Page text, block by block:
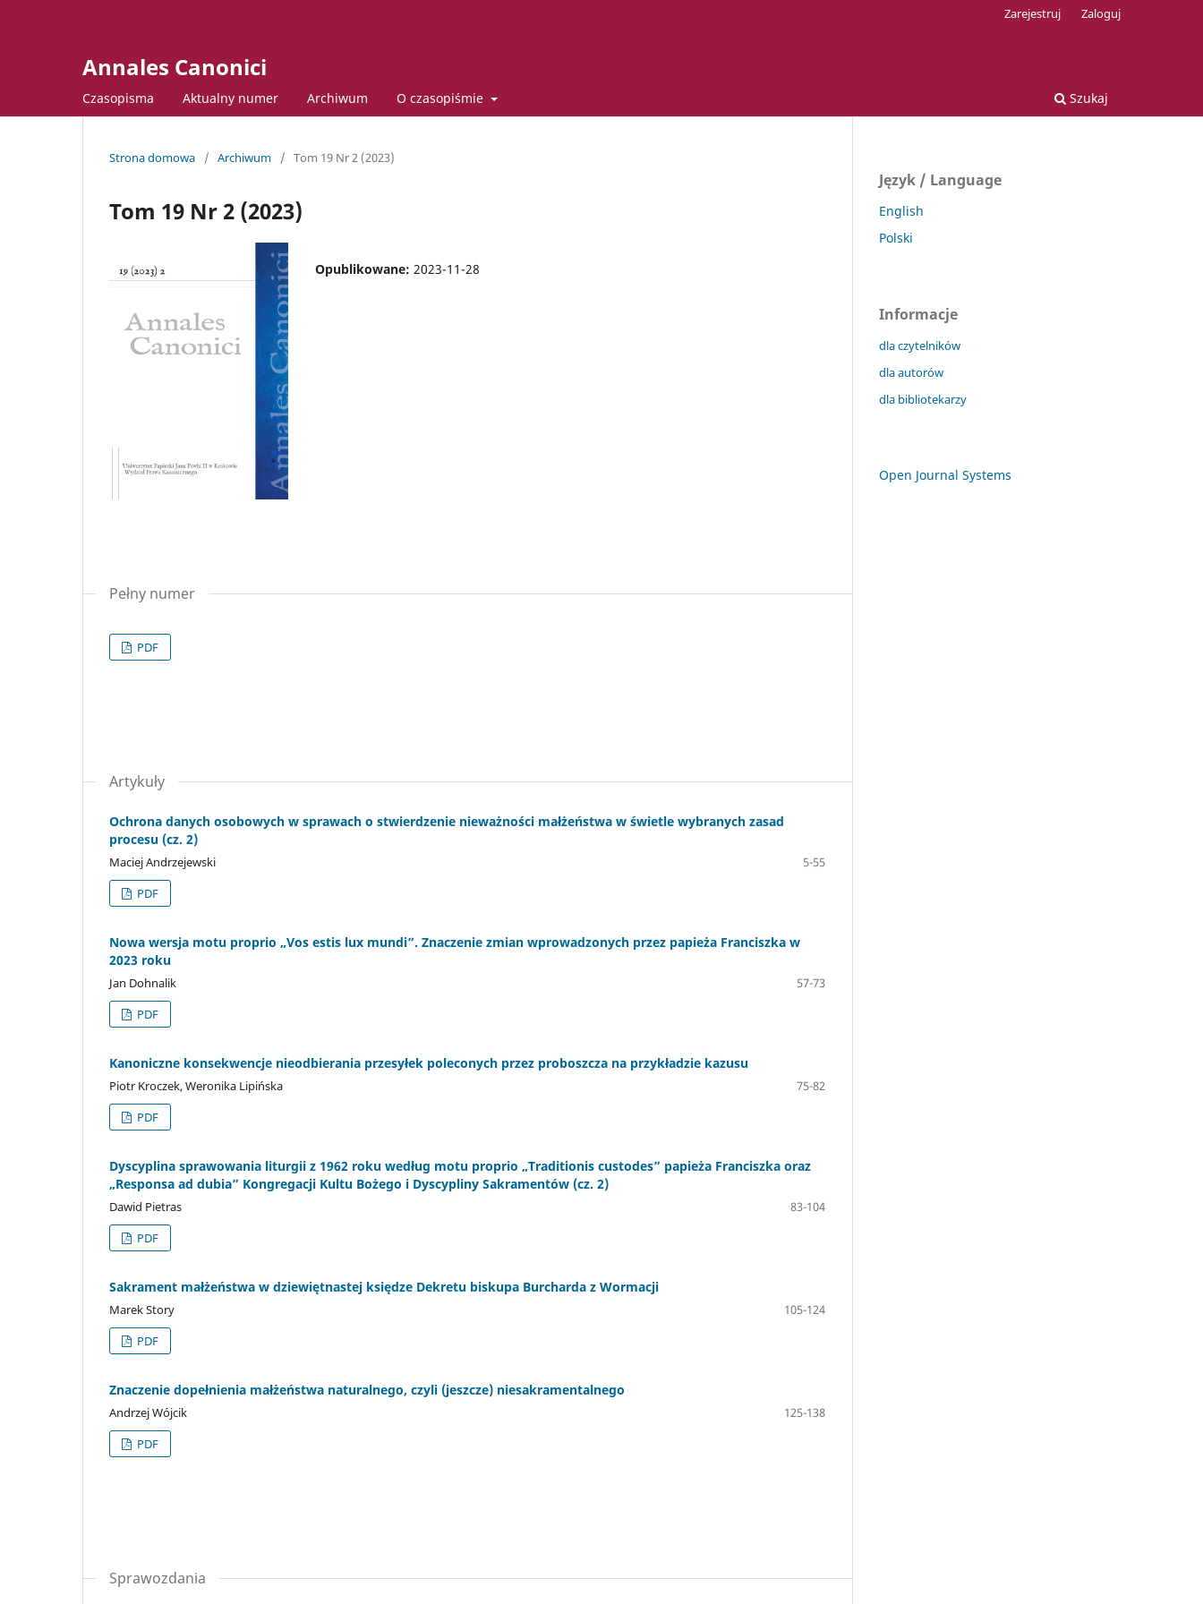
Annales Canonici
Czasopisma Aktualny numer Archiwum O czasopiśmie Szukaj
Zarejestruj Zaloguj
Strona domowa / Archiwum / Tom 19 Nr 2 (2023)
Tom 19 Nr 2 (2023)
Opublikowane: 2023-11-28
Pełny numer
PDF
Artykuły
Ochrona danych osobowych w sprawach o stwierdzenie nieważności małżeństwa w świetle wybranych zasad
procesu (cz. 2)
Maciej Andrzejewski
5-55
PDF
Nowa wersja motu proprio „Vos estis lux mundi”. Znaczenie zmian wprowadzonych przez papieża Franciszka w
2023 roku
Jan Dohnalik
57-73
PDF
Kanoniczne konsekwencje nieodbierania przesyłek poleconych przez proboszcza na przykładzie kazusu
Piotr Kroczek, Weronika Lipińska
75-82
PDF
Dyscyplina sprawowania liturgii z 1962 roku według motu proprio „Traditionis custodes” papieża Franciszka oraz
„Responsa ad dubia” Kongregacji Kultu Bożego i Dyscypliny Sakramentów (cz. 2)
Dawid Pietras
83-104
PDF
Sakrament małżeństwa w dziewiętnastej księdze Dekretu biskupa Burcharda z Wormacji
Marek Story
105-124
PDF
Znaczenie dopełnienia małżeństwa naturalnego, czyli (jeszcze) niesakramentalnego
Andrzej Wójcik
125-138
PDF
Sprawozdania
Język / Language
English
Polski
Informacje
dla czytelników
dla autorów
dla bibliotekarzy
Open Journal Systems